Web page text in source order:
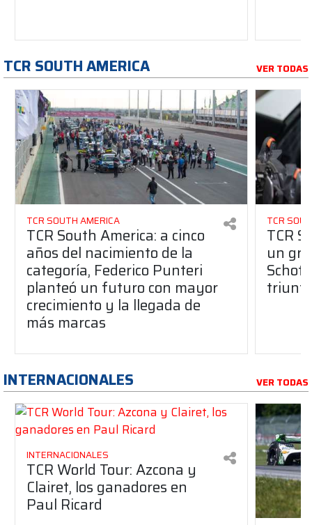
TCR SOUTH AMERICA VER TODAS
TCR SOUTH AMERICA
TCR South America: a cinco
años del nacimiento de la
categoría, Federico Punteri
planteó un futuro con mayor
crecimiento y la llegada de
más marcas
TCR
TCR
un
INTERNACIONALES VER TODAS
INTERNACIONALES
TCR World Tour: Azcona y
Clairet, los ganadores en
Paul Ricard